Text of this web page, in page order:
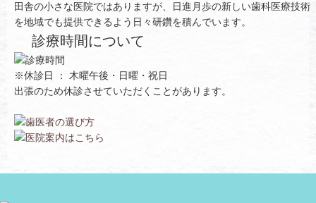
田舎の小さな医院ではありますが、日進月歩の新しい歯科医療技術
を地域でも提供できるよう日々研鑽を積んでいます。
診療時間について
※休診日 ： 木曜午後・日曜・祝日
出張のため休診させていただくことがあります。